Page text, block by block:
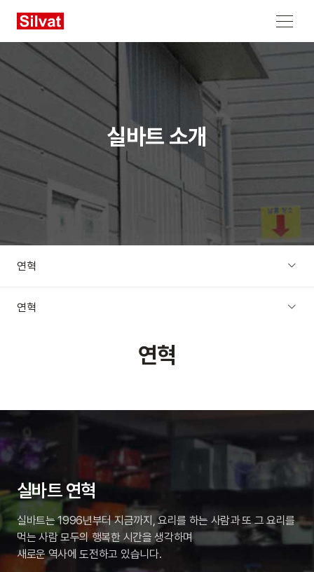
메뉴 열기
실바트 소개
연혁
연혁
연혁
실바트 연혁
실바트는 1996년부터 지금까지, 요리를 하는 사람과 또 그 요리를
먹는 사람 모두의 행복한 시간을 생각하며
새로운 역사에 도전하고 있습니다.